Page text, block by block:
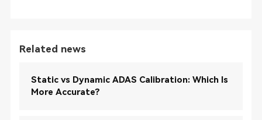
Related news
Static vs Dynamic ADAS Calibration: Which Is
More Accurate?